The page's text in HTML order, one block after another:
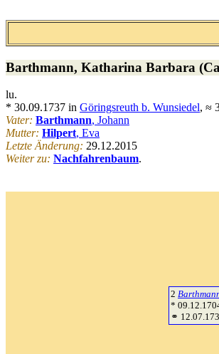
Barthmann, Katharina Barbara
lu.
* 30.09.1737 in Göringsreuth b. Wunsiedel, ≈
Vater: Barthmann, Johann
Mutter: Hilpert, Eva
Letzte Änderung: 29.12.2015
Weiter zu: Nachfahrenbaum.
2
*
⚭